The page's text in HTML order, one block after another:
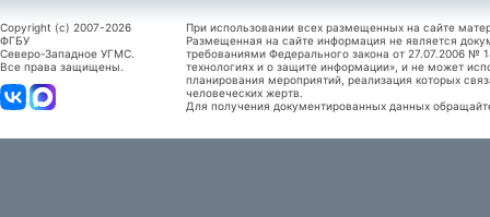
Copyright (c) 2007-2026
ФГБУ
Северо-Западное УГМС.
Все права защищены.
При использовании всех размещенных на сайте
Размещенная на сайте информация не является
требованиями Федерального закона от 27.07.2006
технологиях и о защите информации», и не может
планирования мероприятий, реализация которых
человеческих жертв.
Для получения документированных данных